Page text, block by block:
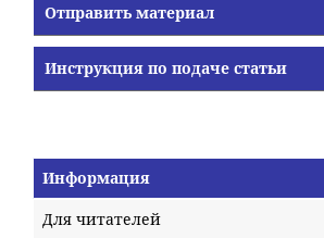
Отправить материал
Инструкция по подаче статьи
Информация
Для читателей